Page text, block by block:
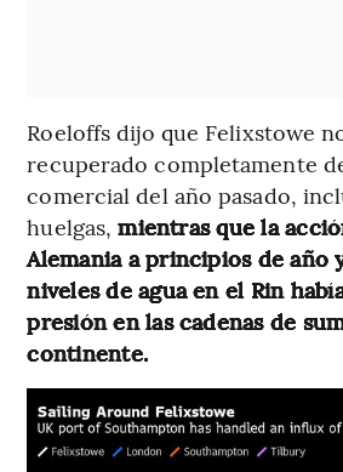
Roeloffs dijo que Felixstowe
recuperado completamente
comercial del año pasado,
huelgas,mientras que la
Alemania a principios de año
niveles de agua en el Rin
presión en las cadenas de
continente.